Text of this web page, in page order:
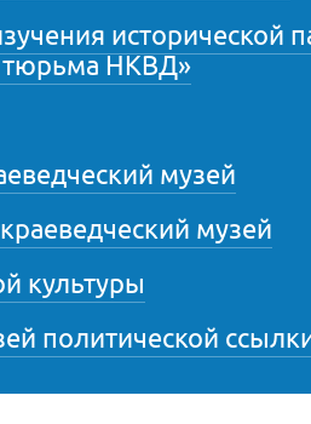
исторической
тюрьма НКВД»
музей
музей
культуры
политической